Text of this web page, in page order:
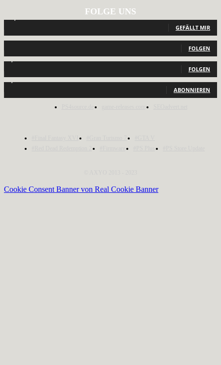
FOLGE UNS
GEFÄLLT MIR
FOLGEN
FOLGEN
ABONNIEREN
Cookie Consent Banner von Real Cookie Banner